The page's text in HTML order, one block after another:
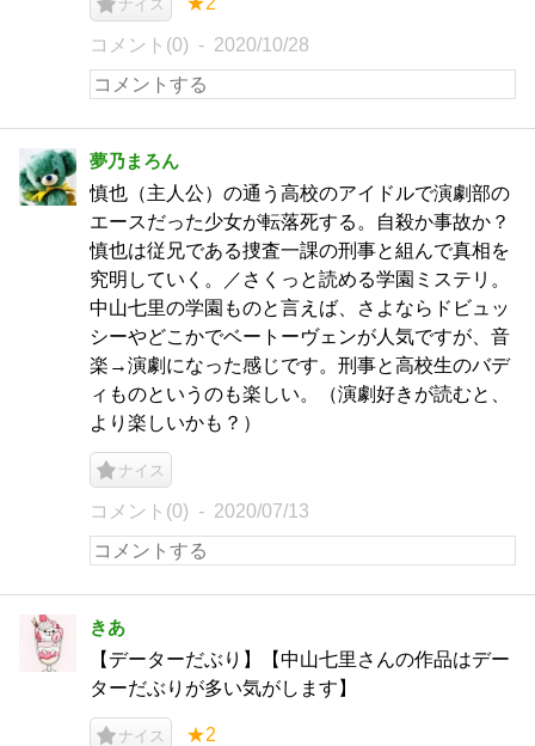
ナイス
コメント(0) 2020/10/28
夢乃まろん
慎也（主人公）の通う高校のアイドルで演劇部の
エースだった少女が転落死する。自殺か事故か？
慎也は従兄である捜査一課の刑事と組んで真相を
究明していく。／さくっと読める学園ミステリ。
中山七里の学園ものと言えば、さよならドビュッ
シーやどこかでベートーヴェンが人気ですが、音
楽→演劇になった感じです。刑事と高校生のバデ
ィものというのも楽しい。（演劇好きが読むと、
より楽しいかも？）
ナイス
コメント(0) 2020/07/13
きあ
【データーだぶり】【中山七里さんの作品はデー
ターだぶりが多い気がします】
ナイス ★2